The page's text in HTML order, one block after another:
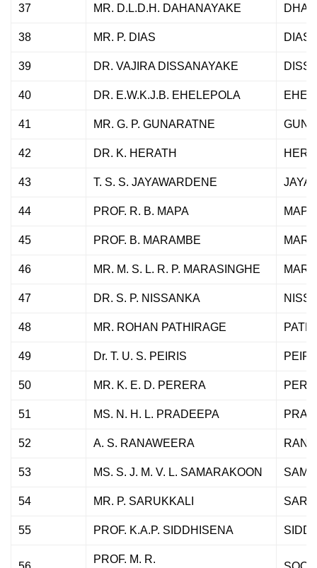
37 MR. D.L.D.H. DAHANAYAKE
38 MR. P. DIAS DIAS
39 DR. VAJIRA DISSANAYAKE
40 DR. E.W.K.J.B. EHELEPOLA
41 MR. G. P. GUNARATNE
42 DR. K. HERATH
43 T. S. S. JAYAWARDENE
44 PROF. R. B. MAPA MAPA
45 PROF. B. MARAMBE
46 MR. M. S. L. R. P. MARASINGHE
47 DR. S. P. NISSANKA
48 MR. ROHAN PATHIRAGE
49 Dr. T. U. S. PEIRIS
50 MR. K. E. D. PERERA
51 MS. N. H. L. PRADEEPA
52 A. S. RANAWEERA
53 MS. S. J. M. V. L. SAMARAKOON
54 MR. P. SARUKKALI
55 PROF. K.A.P. SIDDHISENA
PROF. M. R.